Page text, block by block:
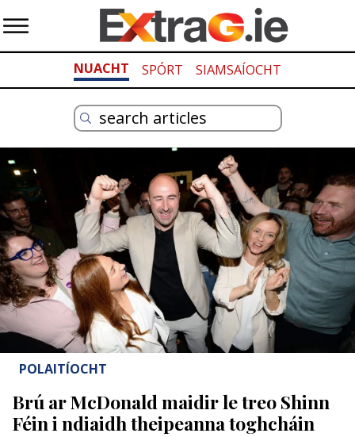
NUACHT SPÓRT SIAMSAÍOCHT
POLAITÍOCHT
Brú ar McDonald maidir le treo Shinn
Féin i ndiaidh theipeanna toghcháin